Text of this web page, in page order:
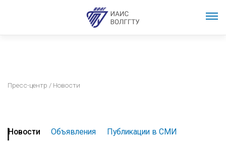
Пресс-центр / Новости
Новости Объявления
Публикации в СМИ